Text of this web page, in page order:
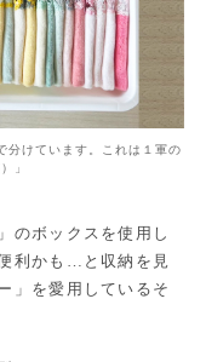
分けています。これは１軍の
」
のボックスを使用し
利かも…と収納を見
」を愛用しているそ